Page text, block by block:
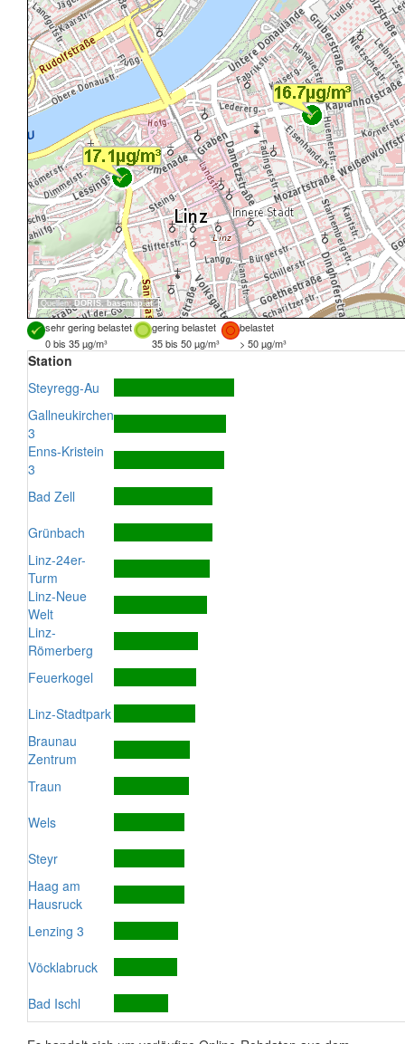
Quellen:DORIS, basemap.at
sehr gering belastet gering belastet
belastet
0 bis 35 µg/m³
35 bis 50 µg/m³ > 50 µg/m³
Station
Steyregg-Au
Gallneukirchen
3
Enns-Kristein
3
Bad Zell
Grünbach
Linz-24er-
Turm
Linz-Neue
Welt
Linz-
Römerberg
Feuerkogel
Linz-Stadtpark
Braunau
Zentrum
Traun
Wels
Steyr
Haag am
Hausruck
Lenzing 3
Vöcklabruck
Bad Ischl